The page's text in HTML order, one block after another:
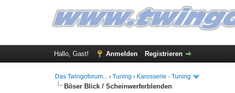
Hallo, Gast! Anmelden Registrieren
Das Twingoforum... ›Tuning › Karosserie - Tuning
Böser Blick / Scheinwerferblenden